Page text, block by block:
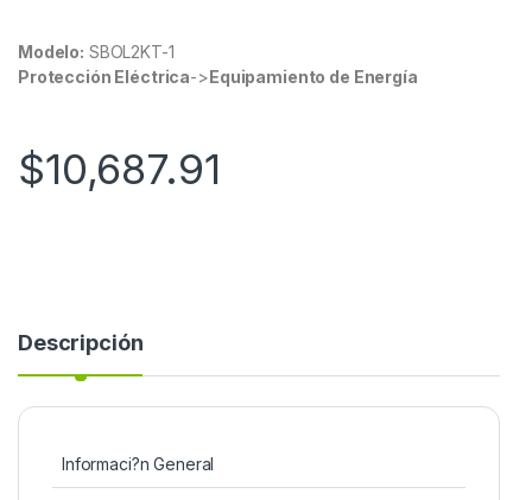
Modelo: SBOL2KT-1
Protección Eléctrica-> Equipamiento de Energía
$10,687.91
Descripción
Informaci?n General